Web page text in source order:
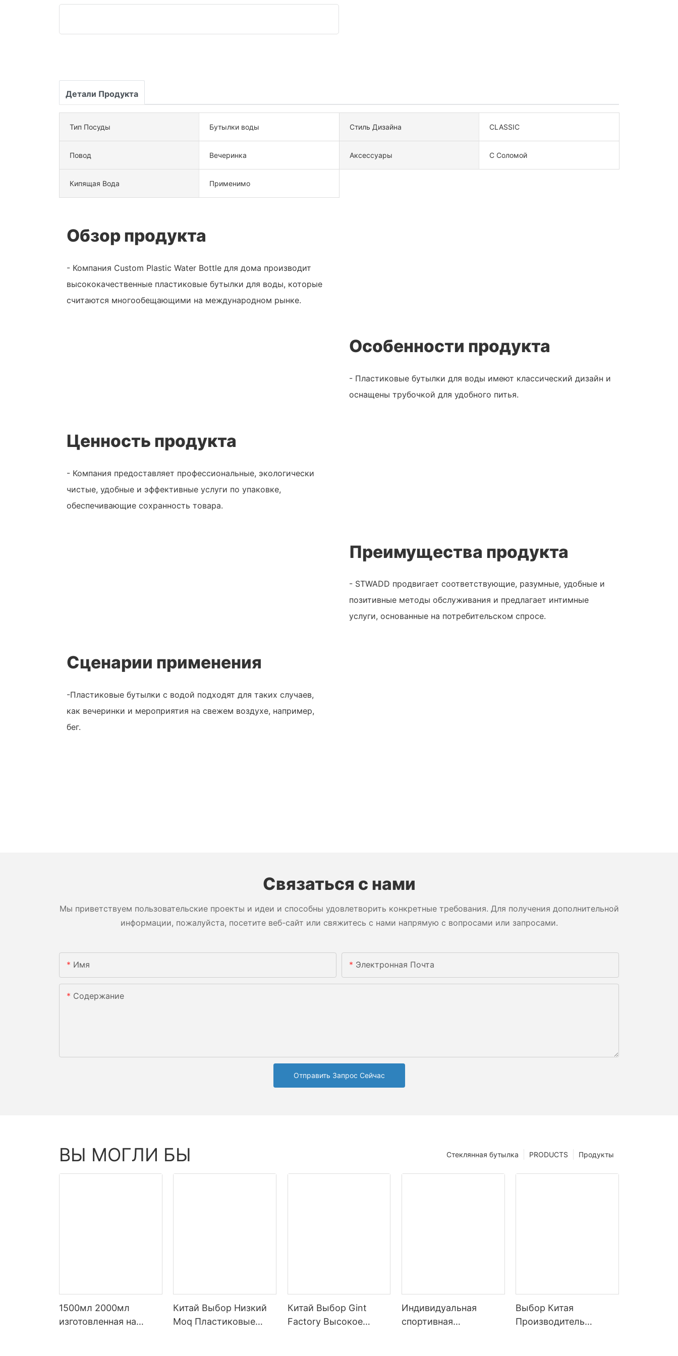
Детали Продукта
Тип Посуды Бутылки воды Стиль Дизайна CLASSIC
Повод Вечеринка Аксессуары С Соломой
Кипящая Вода Применимо
Обзор продукта
- Компания Custom Plastic Water Bottle для дома производит
высококачественные пластиковые бутылки для воды, которые
считаются многообещающими на международном рынке.
Особенности продукта
- Пластиковые бутылки для воды имеют классический дизайн и
оснащены трубочкой для удобного питья.
Ценность продукта
- Компания предоставляет профессиональные, экологически
чистые, удобные и эффективные услуги по упаковке,
обеспечивающие сохранность товара.
Преимущества продукта
- STWADD продвигает соответствующие, разумные, удобные и
позитивные методы обслуживания и предлагает интимные
услуги, основанные на потребительском спросе.
Сценарии применения
-Пластиковые бутылки с водой подходят для таких случаев,
как вечеринки и мероприятия на свежем воздухе, например,
бег.
Связаться с нами
Мы приветствуем пользовательские проекты и идеи и способны удовлетворить конкретные требования. Для получения дополнительной
информации, пожалуйста, посетите веб-сайт или свяжитесь с нами напрямую с вопросами или запросами.
Имя Электронная Почта
Содержание
Отправить Запрос Сейчас
ВЫ МОГЛИ БЫ Продукты
PRODUCTS
Стеклянная бутылка
1500мл 2000мл
изготовленная на
Китай Выбор Низкий
Moq Пластиковые
Китай Выбор Gint
Factory Высокое
Индивидуальная
спортивная
Выбор Китая
Производитель